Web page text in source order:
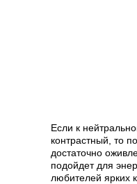
Если к
контрастный, то
достаточно
подойдет для
любителей ярких